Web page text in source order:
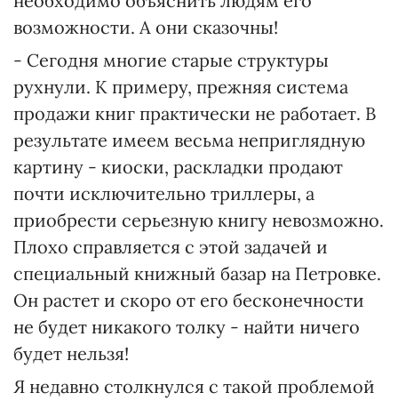
возможности. А они сказочны!
- Сегодня многие старые структуры
рухнули. К примеру, прежняя система
продажи книг практически не работает. В
результате имеем весьма неприглядную
картину - киоски, раскладки продают
почти исключительно триллеры, а
приобрести серьезную книгу невозможно.
Плохо справляется с этой задачей и
специальный книжный базар на Петровке.
Он растет и скоро от его бесконечности
не будет никакого толку - найти ничего
будет нельзя!
Я недавно столкнулся с такой проблемой